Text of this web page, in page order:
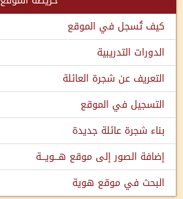
كيف تُسجل في الموقع
الدورات التدريبية
التعريف عن شجرة العائلة
التسجيل في الموقع
بناء شجرة عائلة جديدة
إضافة الصور إلى موقع هـــويـــة
البحث في موقع هوية